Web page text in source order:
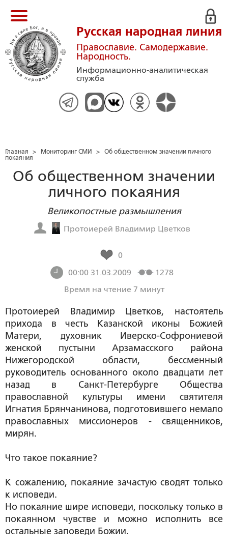
Русская народная линия
Православие. Самодержавие.
Народность.
Информационно-аналитическая
служба
Главная > Мониторинг СМИ > Об общественном значении личного
покаяния
Об общественном значении
личного покаяния
Великопостные размышления
Протоиерей Владимир Цветков
0
00:00 31.03.2009
1278
Время на чтение 7 минут
Протоиерей Владимир Цветков, настоятель
прихода в честь Казанской иконы Божией
Матери, духовник Иверско-Софрониевой
женской пустыни Арзамасского района
Нижегородской области, бессменный
руководитель основанного около двадцати лет
назад в Санкт-Петербурге Общества
православной культуры имени святителя
Игнатия Брянчанинова, подготовившего немало
православных миссионеров - священников,
мирян.
Что такое покаяние?
К сожалению, покаяние зачастую сводят только
к исповеди.
Но покаяние шире исповеди, поскольку только в
покаянном чувстве и можно исполнить все
остальные заповеди Божии.